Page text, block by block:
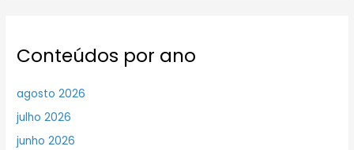
Conteúdos por ano
agosto 2026
julho 2026
junho 2026